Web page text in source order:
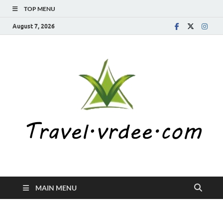
TOP MENU
August 7, 2026
MAIN MENU